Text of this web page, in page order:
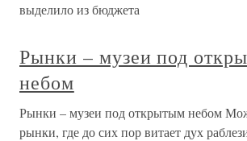
выделило из бюджета
Рынки – музеи под
небом
Рынки – музеи под открытым небом
рынки, где до сих пор витает дух